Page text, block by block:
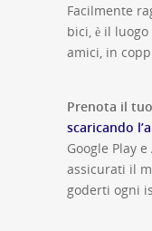
Facilmente
bici, è il
amici, in
Prenota il
scaricando
Google Play
assicurati il
goderti ogni